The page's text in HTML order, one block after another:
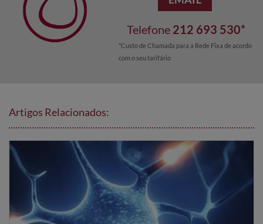
Telefone 212 693 530*
*Custo de Chamada para a Rede Fixa de acordo
com o seu tarifário
Artigos Relacionados: